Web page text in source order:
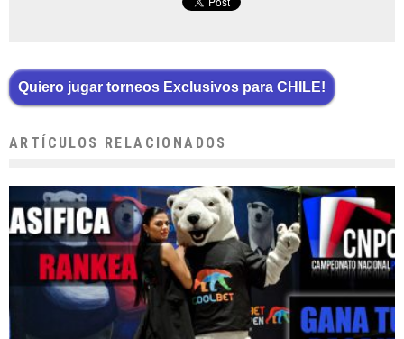
Quiero jugar torneos Exclusivos para CHILE!
ARTÍCULOS RELACIONADOS